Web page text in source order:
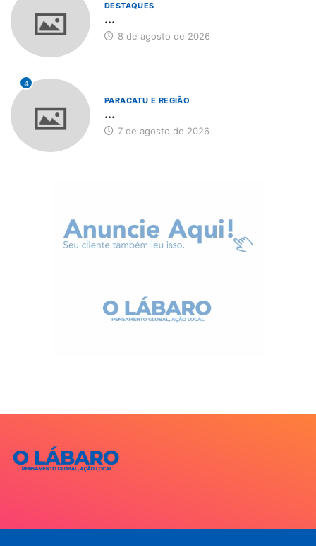
DESTAQUES
...
8 de agosto de 2026
4
PARACATU E REGIÃO
...
7 de agosto de 2026